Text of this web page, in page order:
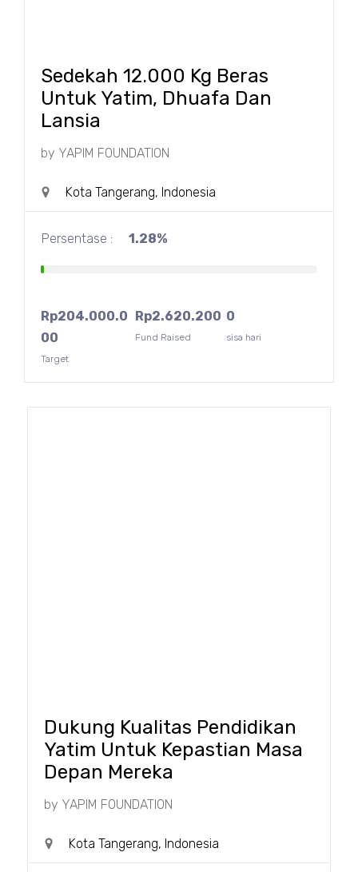
Sedekah 12.000 Kg Beras
Untuk Yatim, Dhuafa Dan
Lansia
by YAPIM FOUNDATION
Kota Tangerang, Indonesia
Persentase : 1.28%
Rp204.000.0
00
Target
0
sisa hari
Rp2.620.200
Fund Raised
Dukung Kualitas Pendidikan
Yatim Untuk Kepastian Masa
Depan Mereka
by YAPIM FOUNDATION
Kota Tangerang, Indonesia